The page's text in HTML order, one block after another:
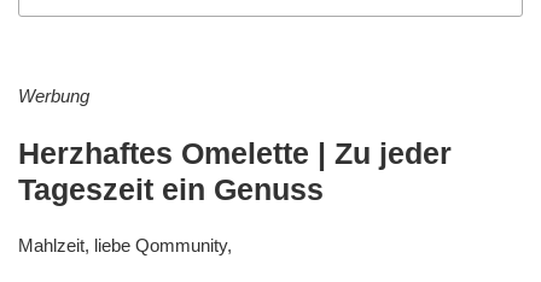
Werbung
Herzhaftes Omelette | Zu jeder
Tageszeit ein Genuss
Mahlzeit, liebe Qommunity,